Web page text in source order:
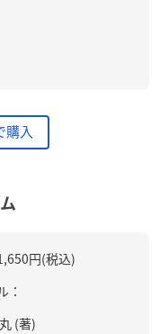
購入
円(税込)
：
(著)